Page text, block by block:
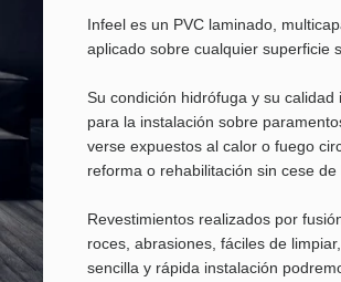
Infeel es un PVC laminado,
aplicado sobre cualquier superficie
Su condición hidrófuga y su
para la instalación sobre
verse expuestos al calor o fuego
reforma o rehabilitación sin cese
Revestimientos realizados por
roces, abrasiones, fáciles de
sencilla y rápida instalación